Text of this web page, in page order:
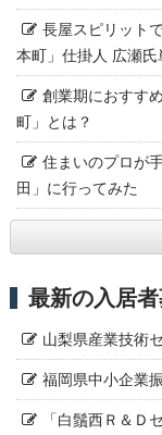
長屋スピリット
本町」仕掛人 広瀬
創業期におすす
町」とは？
住まいのプロが
田」に行ってみた
最新の入居
山梨県産業技術
福岡県中小企業
「白鬚西Ｒ＆Ｄ